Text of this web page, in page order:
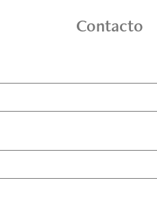
Contacto